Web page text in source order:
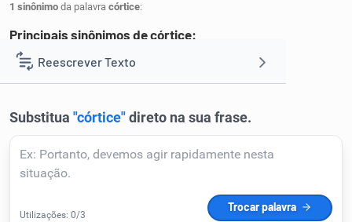
Reescrever Texto
Corrigir Texto
1 sinônimo da palavra córtice:
Principais sinônimos de córtice:
1 córtex.